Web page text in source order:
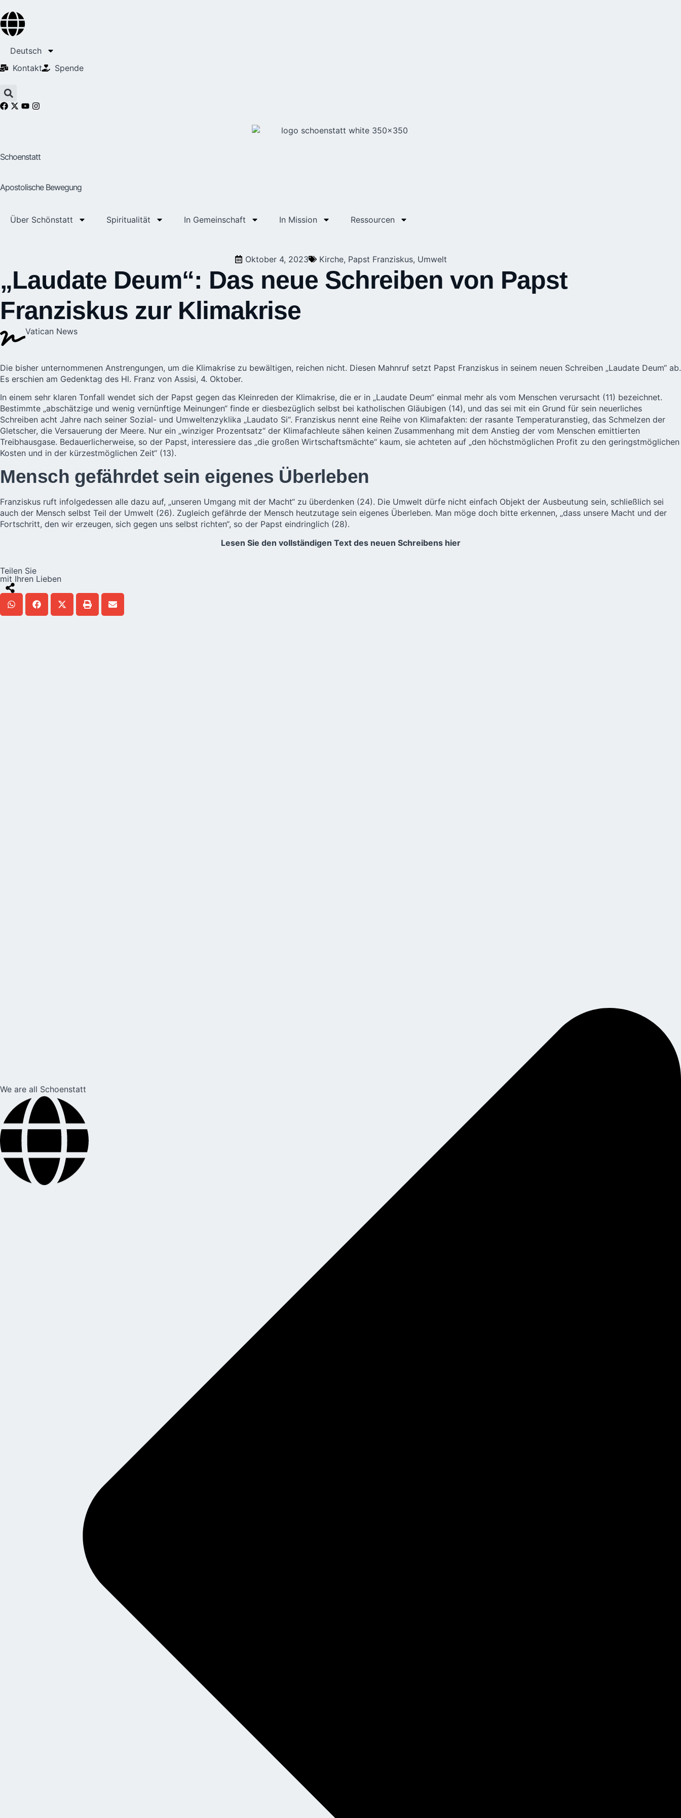
Deutsch
Kontakt
Spende
Schoenstatt
Apostolische Bewegung
Über Schönstatt Spiritualität In Gemeinschaft In Mission Ressourcen
Oktober 4, 2023 Kirche, Papst Franziskus, Umwelt
„Laudate Deum“: Das neue Schreiben von Papst
Franziskus zur Klimakrise
Vatican News
Die bisher unternommenen Anstrengungen, um die Klimakrise zu bewältigen, reichen nicht. Diesen Mahnruf setzt Papst Franziskus in seinem neuen Schreiben „Laudate Deum“ ab.
Es erschien am Gedenktag des Hl. Franz von Assisi, 4. Oktober.
In einem sehr klaren Tonfall wendet sich der Papst gegen das Kleinreden der Klimakrise, die er in „Laudate Deum“ einmal mehr als vom Menschen verursacht (11) bezeichnet.
Bestimmte „abschätzige und wenig vernünftige Meinungen“ finde er diesbezüglich selbst bei katholischen Gläubigen (14), und das sei mit ein Grund für sein neuerliches
Schreiben acht Jahre nach seiner Sozial- und Umweltenzyklika „Laudato Si“. Franziskus nennt eine Reihe von Klimafakten: der rasante Temperaturanstieg, das Schmelzen der
Gletscher, die Versauerung der Meere. Nur ein „winziger Prozentsatz“ der Klimafachleute sähen keinen Zusammenhang mit dem Anstieg der vom Menschen emittierten
Treibhausgase. Bedauerlicherweise, so der Papst, interessiere das „die großen Wirtschaftsmächte“ kaum, sie achteten auf „den höchstmöglichen Profit zu den geringstmöglichen
Kosten und in der kürzestmöglichen Zeit“ (13).
Mensch gefährdet sein eigenes Überleben
Franziskus ruft infolgedessen alle dazu auf, „unseren Umgang mit der Macht“ zu überdenken (24). Die Umwelt dürfe nicht einfach Objekt der Ausbeutung sein, schließlich sei
auch der Mensch selbst Teil der Umwelt (26). Zugleich gefährde der Mensch heutzutage sein eigenes Überleben. Man möge doch bitte erkennen, „dass unsere Macht und der
Fortschritt, den wir erzeugen, sich gegen uns selbst richten“, so der Papst eindringlich (28).
Lesen Sie den vollständigen Text des neuen Schreibens hier
Teilen Sie
mit Ihren Lieben
We are all Schoenstatt